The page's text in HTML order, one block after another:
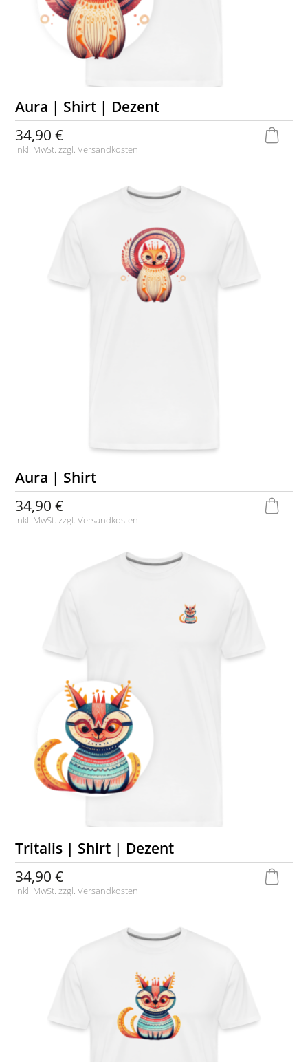
Aura | Shirt | Dezent
34,90 €
inkl. MwSt. zzgl.Versandkosten
Aura | Shirt
34,90 €
inkl. MwSt. zzgl.Versandkosten
Tritalis | Shirt | Dezent
34,90 €
inkl. MwSt. zzgl.Versandkosten